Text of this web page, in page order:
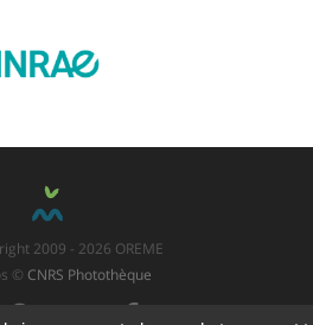
2009 - 2026 OREME
© CNRS Photothèque